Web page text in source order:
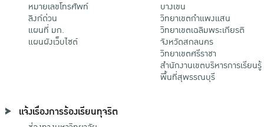
หมายเลขโทรศัพท์
ลิงก์ด่วน
แผนที่ มก.
แผนผังเว็บไซต์
บางเขน
วิทยาเขตกําแพงแสน
วิทยาเขตเฉลิมพระเกียรติ
จังหวัดสกลนคร
วิทยาเขตศรีราชา
สำนักงานเขตบริหารการเรียนรู้
พื้นที่สุพรรณบุรี
แจ้งเรื่องการร้องเรียนทุจริต